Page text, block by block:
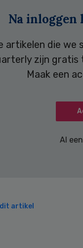
Na
artikelen die we
zijn gratis
Maak een
Al
artikel